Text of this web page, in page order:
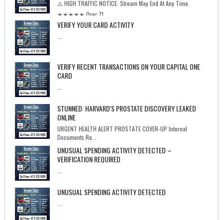
⚠️ HIGH TRAFFIC NOTICE: Stream May End At Any Time
★★★★★ Over 71...
VERIFY YOUR CARD ACTIVITY
VERIFY RECENT TRANSACTIONS ON YOUR CAPITAL ONE
CARD
STUNNED: HARVARD'S PROSTATE DISCOVERY LEAKED
ONLINE
URGENT HEALTH ALERT PROSTATE COVER-UP Internal
Documents Re...
UNUSUAL SPENDING ACTIVITY DETECTED –
VERIFICATION REQUIRED
UNUSUAL SPENDING ACTIVITY DETECTED